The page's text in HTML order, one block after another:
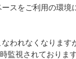
スをご利用の環
われなくなりま
監視されております